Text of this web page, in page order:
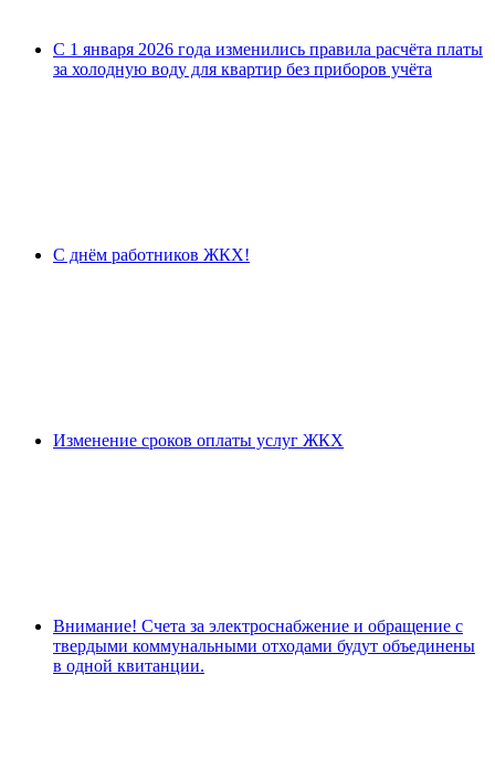
С 1 января 2026 года изменились правила расчёта платы
за холодную воду для квартир без приборов учёта
С днём работников ЖКХ!
Изменение сроков оплаты услуг ЖКХ
Внимание! Счета за электроснабжение и обращение с
твердыми коммунальными отходами будут объединены
в одной квитанции.